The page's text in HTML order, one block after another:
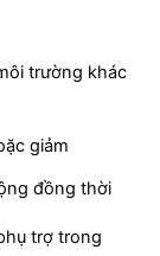
trường khác
giảm
đồng thời
trợ trong